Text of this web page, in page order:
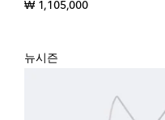
₩ 1,105,000original price
뉴시즌